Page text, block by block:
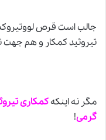
جالب است قرص
تیروئید کمکار و هم جهت
مگر نه اینکهکمکاری
گرمی!